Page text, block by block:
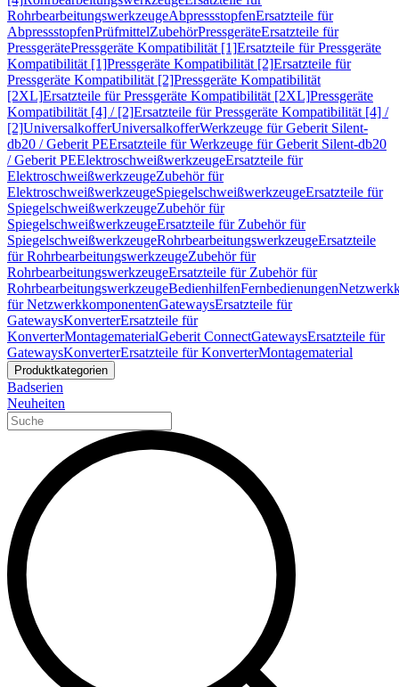
RohrbearbeitungswerkzeugeAbpressstopfenErsatzteile für
AbpressstopfenPrüfmittelZubehörPressgeräteErsatzteile für
PressgerätePressgeräte Kompatibilität [1]Ersatzteile für Pressgeräte
Kompatibilität [1]Pressgeräte Kompatibilität [2]Ersatzteile für
Pressgeräte Kompatibilität [2]Pressgeräte Kompatibilität
[2XL]Ersatzteile für Pressgeräte Kompatibilität [2XL]Pressgeräte
Kompatibilität [4] / [2]Ersatzteile für Pressgeräte Kompatibilität [4] /
[2]UniversalkofferUniversalkofferWerkzeuge für Geberit Silent-
db20 / Geberit PEErsatzteile für Werkzeuge für Geberit Silent-db20
/ Geberit PEElektroschweißwerkzeugeErsatzteile für
ElektroschweißwerkzeugeZubehör für
ElektroschweißwerkzeugeSpiegelschweißwerkzeugeErsatzteile für
SpiegelschweißwerkzeugeZubehör für
SpiegelschweißwerkzeugeErsatzteile für Zubehör für
SpiegelschweißwerkzeugeRohrbearbeitungswerkzeugeErsatzteile
für RohrbearbeitungswerkzeugeZubehör für
RohrbearbeitungswerkzeugeErsatzteile für Zubehör für
RohrbearbeitungswerkzeugeBedienhilfenFernbedienungen
für NetzwerkkomponentenGatewaysErsatzteile für
GatewaysKonverterErsatzteile für
KonverterMontagematerialGeberit ConnectGatewaysErsatzteile für
GatewaysKonverterErsatzteile für KonverterMontagematerial
Produktkategorien
Badserien
Neuheiten